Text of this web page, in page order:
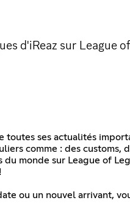
d'iReaz sur League
toutes ses actualités
comme : des customs,
monde sur League of
ou un nouvel arrivant,